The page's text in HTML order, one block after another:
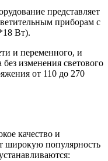
представляет
приборам с
Вт).
и переменного, и
изменения светового
от 110 до 270
качество и
широкую популярность